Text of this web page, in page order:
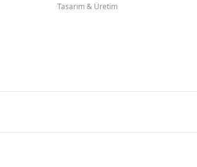
Tasarım & Üretim